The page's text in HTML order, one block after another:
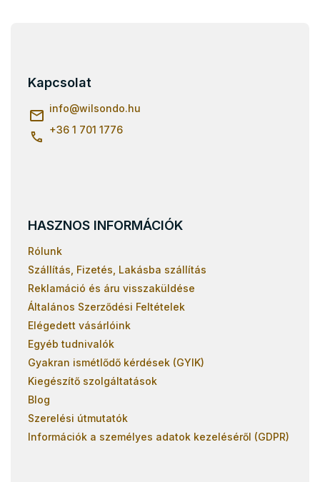
Kapcsolat
info@wilsondo.hu
+36 1 701 1776
HASZNOS INFORMÁCIÓK
Rólunk
Szállítás, Fizetés, Lakásba szállítás
Reklamáció és áru visszaküldése
Általános Szerződési Feltételek
Elégedett vásárlóink
Egyéb tudnivalók
Gyakran ismétlődő kérdések (GYIK)
Kiegészítő szolgáltatások
Blog
Szerelési útmutatók
Információk a személyes adatok kezeléséről (GDPR)